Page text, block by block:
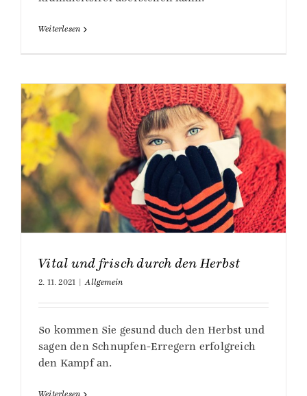
Weiterlesen
Vital und frisch durch den Herbst
2. 11. 2021 Allgemein
So kommen Sie gesund duch den Herbst und
sagen den Schnupfen-Erregern erfolgreich
den Kampf an.